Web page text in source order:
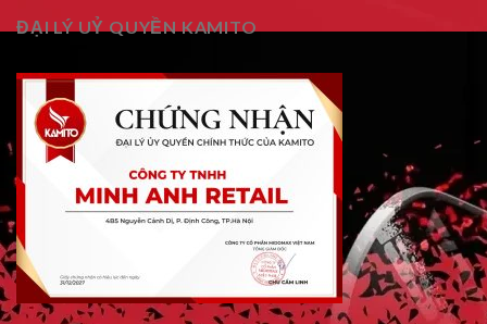
ĐẠI LÝ UỶ QUYỀN KAMITO